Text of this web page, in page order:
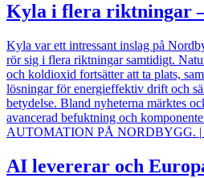
Kyla i flera riktningar
Kyla var ett intressant inslag på
rör sig i flera riktningar samtidigt.
och koldioxid fortsätter att ta plats,
lösningar för energieffektiv drift och
betydelse. Bland nyheterna märktes
avancerad befuktning och
AUTOMATION PÅ NORDBYGG. |
AI levererar och